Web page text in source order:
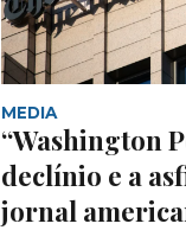
MEDIA
“Washington
declínio e a
jornal